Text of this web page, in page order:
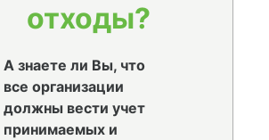
отходы?
А знаете ли Вы, что
все организации
должны вести учет
принимаемых и